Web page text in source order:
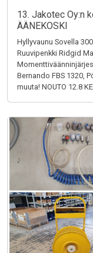
13. Jakotec Oy:n
ÄÄNEKOSKI
Hyllyvaunu Sovella
Ruuvipenkki Ridgid
Bernando FBS 1320,
muuta! NOUTO 12.8